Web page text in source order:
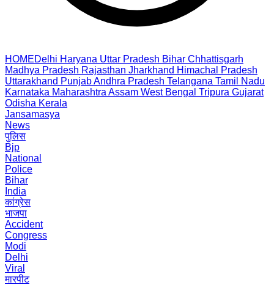
HOMEDelhi Haryana Uttar Pradesh Bihar Chhattisgarh
Madhya Pradesh Rajasthan Jharkhand Himachal Pradesh
Uttarakhand PunjabAndhra Pradesh Telangana Tamil Nadu
Karnataka Maharashtra Assam West Bengal Tripura Gujarat
Odisha Kerala
Jansamasya
News
पुलिस
Bjp
National
Police
Bihar
India
कांग्रेस
भाजपा
Accident
Congress
Modi
Delhi
Viral
मारपीट